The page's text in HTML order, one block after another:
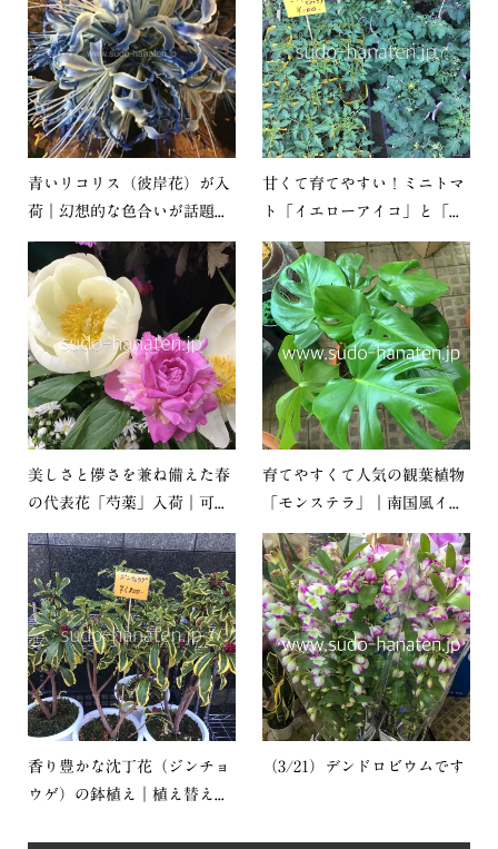
青いリコリス（彼岸花）が入
荷｜幻想的な色合いが話題...
甘くて育てやすい！ミニトマ
ト「イエローアイコ」と「...
美しさと儚さを兼ね備えた春
の代表花「芍薬」入荷｜可...
育てやすくて人気の観葉植物
「モンステラ」｜南国風イ...
香り豊かな沈丁花（ジンチョ
ウゲ）の鉢植え｜植え替え...
（3/21）デンドロビウムです